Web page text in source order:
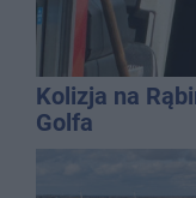
Kolizja na
Golfa